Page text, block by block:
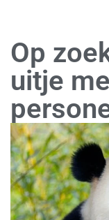
Op
uitje